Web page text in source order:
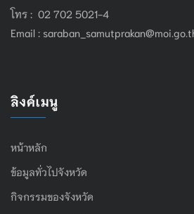
โทร : 02 702 5021-4
Email :
ลิงค์เมนู
หน้าหลัก
ข้อมูลทั่วไปจังหวัด
กิจกรรมของจังหวัด